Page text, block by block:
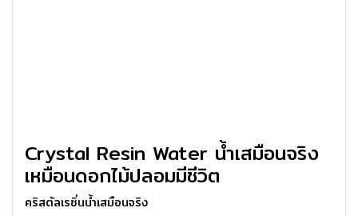
Crystal Resin Water น้ำเสมือนจริง
เหมือนดอกไม้ปลอมมีชีวิต
คริสตัลเรซิ่นน้ำเสมือนจริง